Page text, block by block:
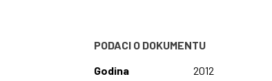
PODACI O DOKUMENTU
Godina
2012